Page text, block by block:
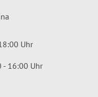
Uhr
- 16:00 Uhr